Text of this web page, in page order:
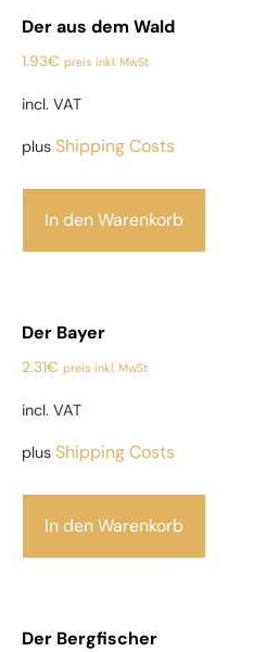
Der aus dem Wald
1.93€ preis inkl. MwSt
incl. VAT
plus Shipping Costs
In den Warenkorb
Der Bayer
2.31€ preis inkl. MwSt
incl. VAT
plus Shipping Costs
In den Warenkorb
Der Bergfischer